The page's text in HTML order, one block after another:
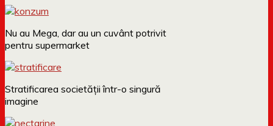
Nu au Mega, dar au un cuvânt potrivit
pentru supermarket
Stratificarea societății într-o singură
imagine